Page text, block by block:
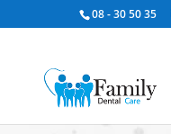
08 - 30 50 35